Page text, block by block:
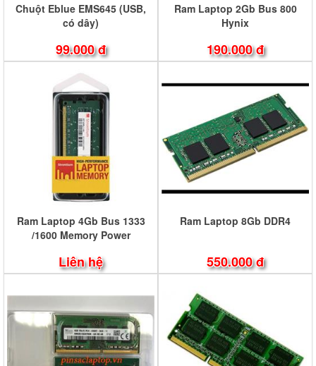
Chuột Eblue EMS645 (USB,
có dây)
99.000 đ
Ram Laptop 2Gb Bus 800
Hynix
190.000 đ
Ram Laptop 4Gb Bus 1333
/1600 Memory Power
Liên hệ
Ram Laptop 8Gb DDR4
550.000 đ